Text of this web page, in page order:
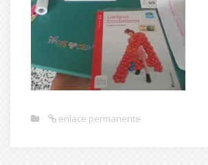
enlace permanente